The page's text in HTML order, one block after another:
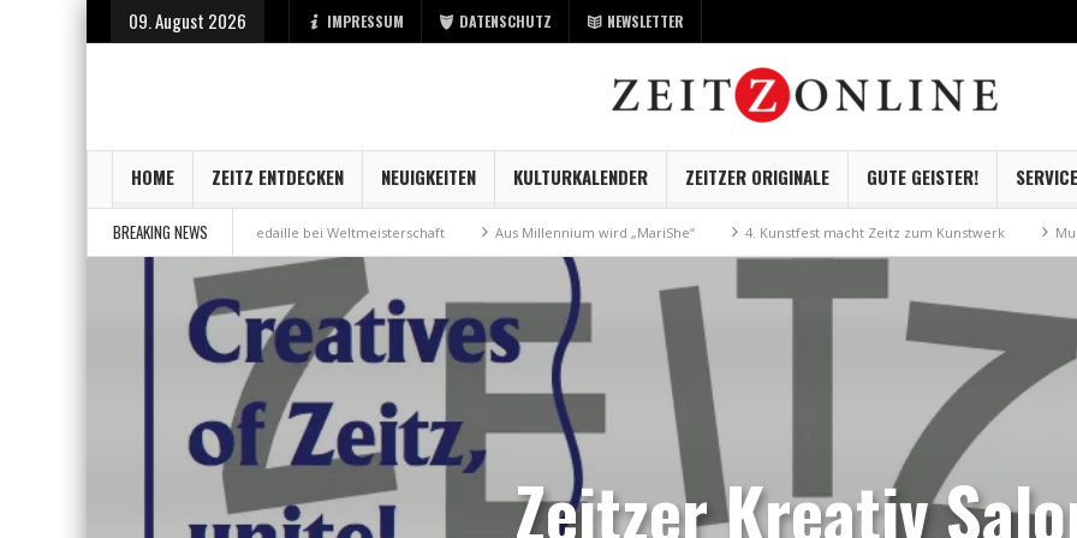
09. August 2026 IMPRESSUM DATENSCHUTZ NEWSLETTER
HOME ZEITZ ENTDECKEN NEUIGKEITEN KULTURKALENDER ZEITZER ORIGINALE GUTE GEISTER! SERVICE
BREAKING NEWS
Bronzemedaille bei Weltmeisterschaft Aus Millennium wird „MariShe“ 4. Kunstfest macht Zeitz zum Kunstwerk Museum
Zeitzer Kreativ